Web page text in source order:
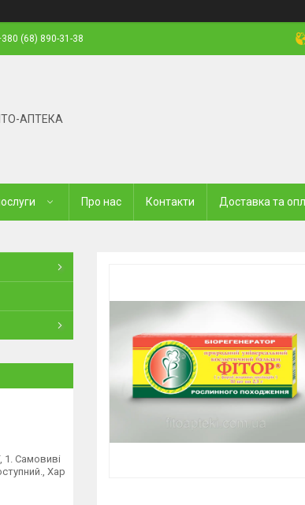
(68) 890-31-38
АПТЕКА
Про нас Контакти Доставка та
1. Самовиві
Хар